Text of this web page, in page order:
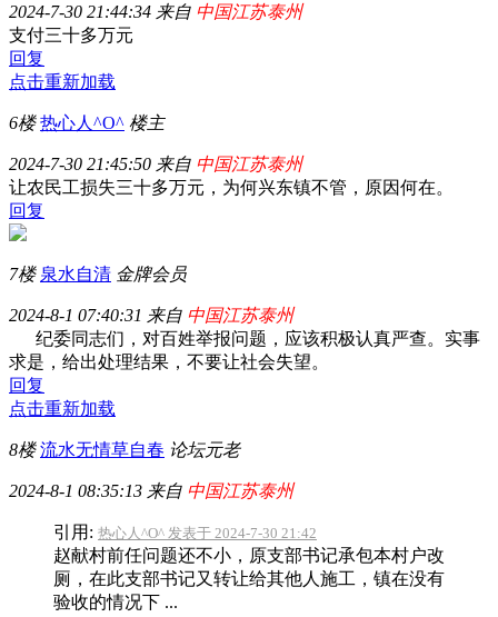
2024-7-30 21:44:34 来自 中国江苏泰州
支付三十多万元
回复
点击重新加载
6楼 热心人^O^ 楼主
2024-7-30 21:45:50 来自 中国江苏泰州
让农民工损失三十多万元，为何兴东镇不管，原因何在。
回复
7楼 泉水自清 金牌会员
2024-8-1 07:40:31 来自 中国江苏泰州
纪委同志们，对百姓举报问题，应该积极认真严查。实事
求是，给出处理结果，不要让社会失望。
回复
点击重新加载
8楼 流水无情草自春 论坛元老
2024-8-1 08:35:13 来自 中国江苏泰州
引用: 热心人^O^ 发表于 2024-7-30 21:42
赵献村前任问题还不小，原支部书记承包本村户改
厕，在此支部书记又转让给其他人施工，镇在没有
验收的情况下 ...